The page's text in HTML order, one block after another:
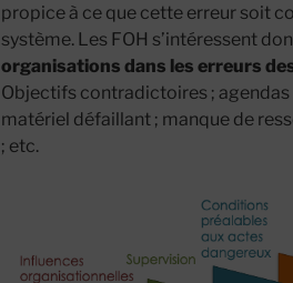
propice à ce que cette erreur soit
système. Les FOH s’intéressent
organisations dans les erreurs
Objectifs contradictoires ;
matériel défaillant ; manque de
; etc.